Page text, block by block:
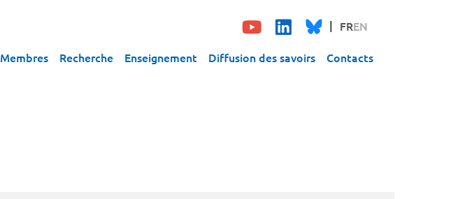
FREN
Membres Recherche Enseignement Diffusion des savoirs Contacts